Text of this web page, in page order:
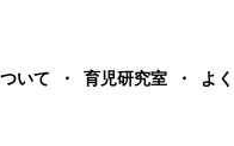
いて 育児研究室 よ